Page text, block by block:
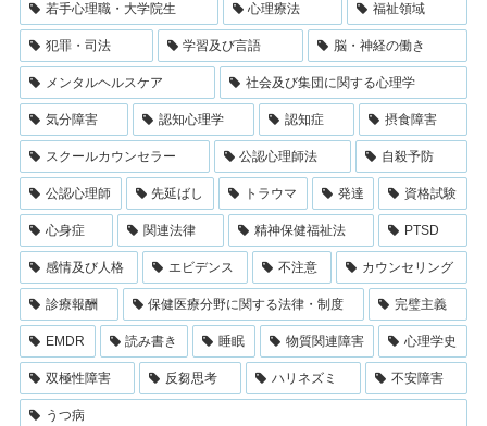
若手心理職・大学院生 心理療法 福祉領域
犯罪・司法 学習及び言語 脳・神経の働き
メンタルヘルスケア 社会及び集団に関する心理学
気分障害 認知心理学 認知症 摂食障害
スクールカウンセラー 公認心理師法 自殺予防
公認心理師 先延ばし トラウマ 発達 資格試験
心身症 関連法律 精神保健福祉法 PTSD
感情及び人格 エビデンス 不注意 カウンセリング
診療報酬 保健医療分野に関する法律・制度 完璧主義
EMDR 読み書き 睡眠 物質関連障害 心理学史
双極性障害 反芻思考 ハリネズミ 不安障害
うつ病